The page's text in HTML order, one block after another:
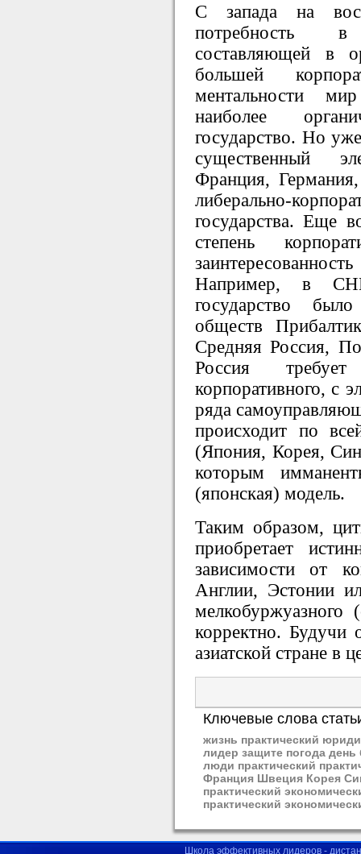
С запада на
потребность
составляющей в
большей
ментальности
наиболее
государство. Но
существенный
Франция,
либерально-
государства. Еще
степень
Например, в СНГ
государство
обществ
Средняя Россия,
Россия
корпоративного, с
ряда
происходит по
(Япония, Корея,
которым
(японская) модель.
Таким образом,
приобретает
зависимости от
Англии, Эстонии
мелкобуржуазного
корректно. Будучи
азиатской стране в
Ключевые слова
жизнь практический
лидер защите погода
люди практический
Франция Швеция Корея
практический
практический
Школа эффективных лидеров -